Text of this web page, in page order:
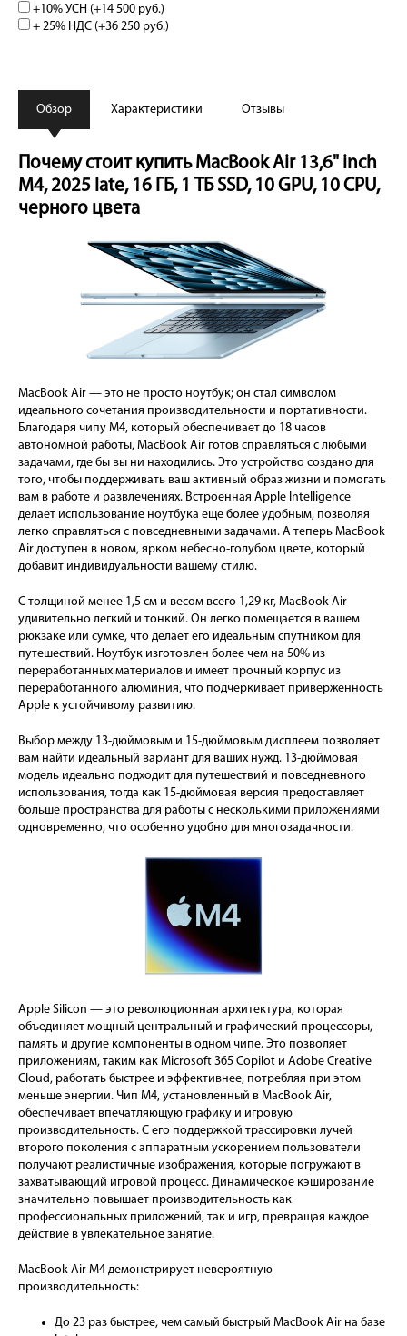
+10% УСН (+14 500 руб.)
+ 25% НДС (+36 250 руб.)
Обзор Характеристики Отзывы
Почему стоит купить MacBook Air 13,6" inch
M4, 2025 late, 16 ГБ, 1 ТБ SSD, 10 GPU, 10 CPU,
черного цвета
MacBook Air — это не просто ноутбук; он стал символом
идеального сочетания производительности и портативности.
Благодаря чипу M4, который обеспечивает до 18 часов
автономной работы, MacBook Air готов справляться с любыми
задачами, где бы вы ни находились. Это устройство создано для
того, чтобы поддерживать ваш активный образ жизни и помогать
вам в работе и развлечениях. Встроенная Apple Intelligence
делает использование ноутбука еще более удобным, позволяя
легко справляться с повседневными задачами. А теперь MacBook
Air доступен в новом, ярком небесно-голубом цвете, который
добавит индивидуальности вашему стилю.
С толщиной менее 1,5 см и весом всего 1,29 кг, MacBook Air
удивительно легкий и тонкий. Он легко помещается в вашем
рюкзаке или сумке, что делает его идеальным спутником для
путешествий. Ноутбук изготовлен более чем на 50% из
переработанных материалов и имеет прочный корпус из
переработанного алюминия, что подчеркивает приверженность
Apple к устойчивому развитию.
Выбор между 13-дюймовым и 15-дюймовым дисплеем позволяет
вам найти идеальный вариант для ваших нужд. 13-дюймовая
модель идеально подходит для путешествий и повседневного
использования, тогда как 15-дюймовая версия предоставляет
больше пространства для работы с несколькими приложениями
одновременно, что особенно удобно для многозадачности.
Apple Silicon — это революционная архитектура, которая
объединяет мощный центральный и графический процессоры,
память и другие компоненты в одном чипе. Это позволяет
приложениям, таким как Microsoft 365 Copilot и Adobe Creative
Cloud, работать быстрее и эффективнее, потребляя при этом
меньше энергии. Чип M4, установленный в MacBook Air,
обеспечивает впечатляющую графику и игровую
производительность. С его поддержкой трассировки лучей
второго поколения с аппаратным ускорением пользователи
получают реалистичные изображения, которые погружают в
захватывающий игровой процесс. Динамическое кэширование
значительно повышает производительность как
профессиональных приложений, так и игр, превращая каждое
действие в увлекательное занятие.
MacBook Air M4 демонстрирует невероятную
производительность:
До 23 раз быстрее, чем самый быстрый MacBook Air на базе